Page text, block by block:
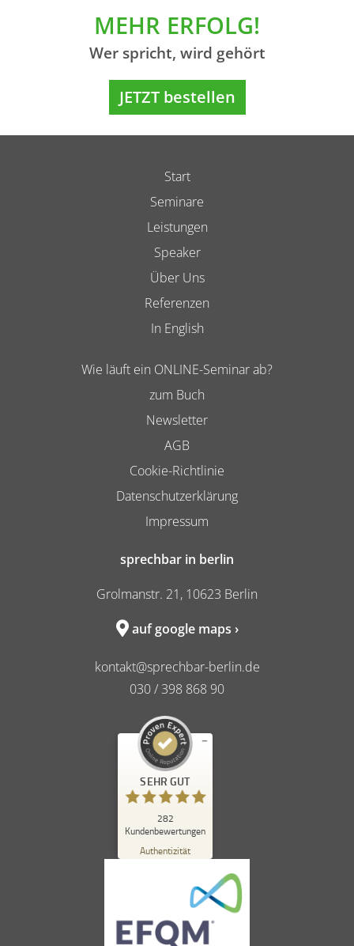
MEHR ERFOLG!
Wer spricht, wird gehört
JETZT bestellen
Start
Seminare
Leistungen
Speaker
Über Uns
Referenzen
In English
Wie läuft ein ONLINE-Seminar ab?
zum Buch
Newsletter
AGB
Cookie-Richtlinie
Datenschutzerklärung
Impressum
sprechbar in berlin
Grolmanstr. 21, 10623 Berlin
auf google maps ›
kontakt@sprechbar-berlin.de
030 / 398 868 90
SEHR GUT
282
Kundenbewertungen
Authentizität
Kundenbewertungen und Erfahrungen zu
sprechbar in berlin
Empfehlungen auf
ProvenExpert.com
4,84
/
262
Bewertungen auf
ProvenExpert.com
anderen Quelle